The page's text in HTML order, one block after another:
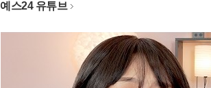
예스24 유튜브